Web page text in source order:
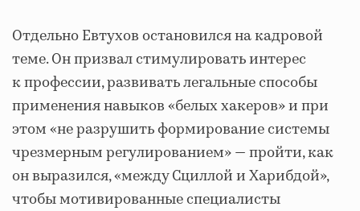
Отдельно Евтухов остановился на кадровой
теме. Он призвал стимулировать интерес
к профессии, развивать легальные способы
применения навыков «белых хакеров» и при
этом «не разрушить формирование системы
чрезмерным регулированием» — пройти, как
он выразился, «между Сциллой и Харибдой»,
чтобы мотивированные специалисты